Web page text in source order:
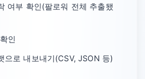
여부 확인(팔로워 전체 추출됐
인
으로 내보내기(CSV, JSON 등)